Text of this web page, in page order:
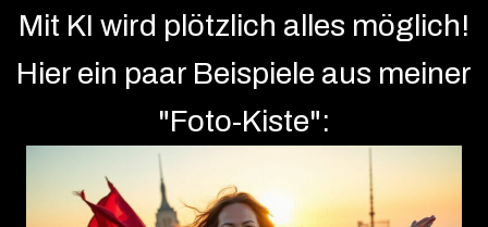
Mit KI wird plötzlich alles möglich!
Hier ein paar Beispiele aus meiner
"Foto-Kiste":